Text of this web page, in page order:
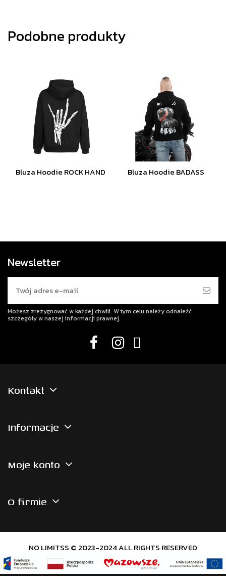
Bluza Hoodie ROCK HAND Bluza Hoodie BADASS
Newsletter
Możesz zrezygnować w każdej chwili. W tym celu należy odnaleźć
szczegóły w naszej informacji prawnej.
Kontakt
Informacje
Moje konto
O firmie
NO LIMITSS © 2023-2024 ALL RIGHTS RESERVED